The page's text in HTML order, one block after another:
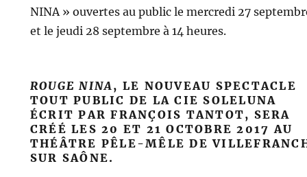
NINA » ouvertes au public le mercredi 27
et le jeudi 28 septembre à 14 heures.
ROUGE NINA , LE NOUVEAU SPECTACLE
TOUT PUBLIC DE LA CIE SOLELUNA
ÉCRIT PAR FRANÇOIS TANTOT, SERA
CRÉÉ LES 20 ET 21OCTOBRE 2017 AU
THÉÂTRE PÊLE-MÊLE DE
SUR SAÔNE.